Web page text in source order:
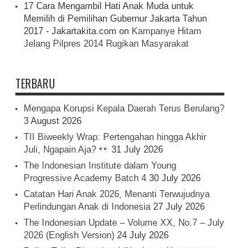
17 Cara Mengambil Hati Anak Muda untuk
Memilih di Pemilihan Gubernur Jakarta Tahun
2017 - Jakartakita.com on Kampanye Hitam
Jelang Pilpres 2014 Rugikan Masyarakat
TERBARU
Mengapa Korupsi Kepala Daerah Terus Berulang?
3 August 2026
TII Biweekly Wrap: Pertengahan hingga Akhir
Juli, Ngapain Aja?
31 July 2026
The Indonesian Institute dalam Young
Progressive Academy Batch 4 30 July 2026
Catatan Hari Anak 2026, Menanti Terwujudnya
Perlindungan Anak di Indonesia 27 July 2026
The Indonesian Update – Volume XX, No.7 – July
2026 (English Version) 24 July 2026